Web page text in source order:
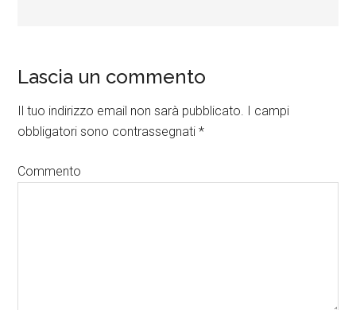
Lascia un commento
Il tuo indirizzo email non sarà pubblicato. I campi
obbligatori sono contrassegnati*
Commento